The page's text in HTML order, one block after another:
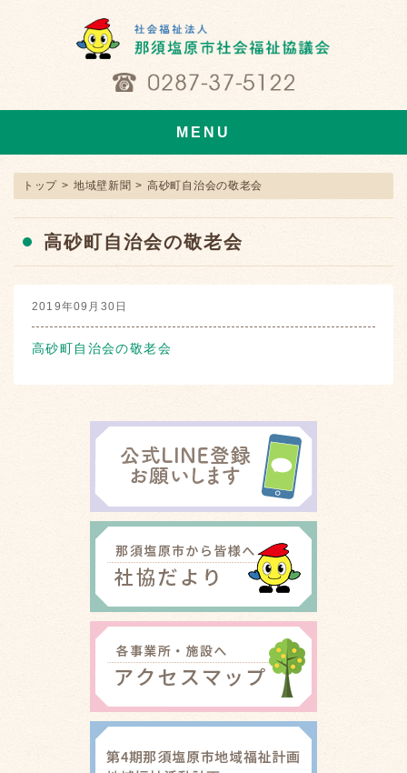
MENU
トップ > 地域壁新聞 > 高砂町自治会の敬老会
高砂町自治会の敬老会
2019年09月30日
高砂町自治会の敬老会